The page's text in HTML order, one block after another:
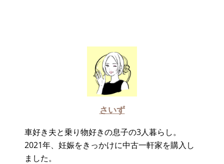
さいず
車好き夫と乗り物好きの息子の3人暮らし。
2021年、妊娠をきっかけに中古一軒家を購入し
ました。